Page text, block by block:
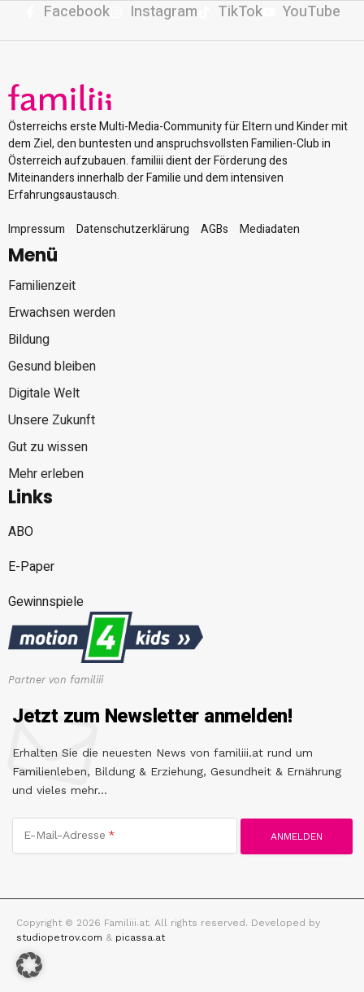
Facebook Instagram TikTok YouTube
Österreichs erste Multi-Media-Community für Eltern und Kinder mit
dem Ziel, den buntesten und anspruchsvollsten Familien-Club in
Österreich aufzubauen. familiii dient der Förderung des
Miteinanders innerhalb der Familie und dem intensiven
Erfahrungsaustausch.
Impressum
Datenschutzerklärung AGBs Mediadaten
Menü
Familienzeit
Erwachsen werden
Bildung
Gesund bleiben
Digitale Welt
Unsere Zukunft
Gut zu wissen
Mehr erleben
Links
ABO
E-Paper
Gewinnspiele
Partner von familiii
Jetzt zum Newsletter anmelden!
Erhalten Sie die neuesten News von familiii.at rund um
Familienleben, Bildung & Erziehung, Gesundheit & Ernährung
und vieles mehr...
E-Mail-Adresse
Copyright © 2026 Familiii.at. All rights reserved. Developed by
studiopetrov.com & picassa.at